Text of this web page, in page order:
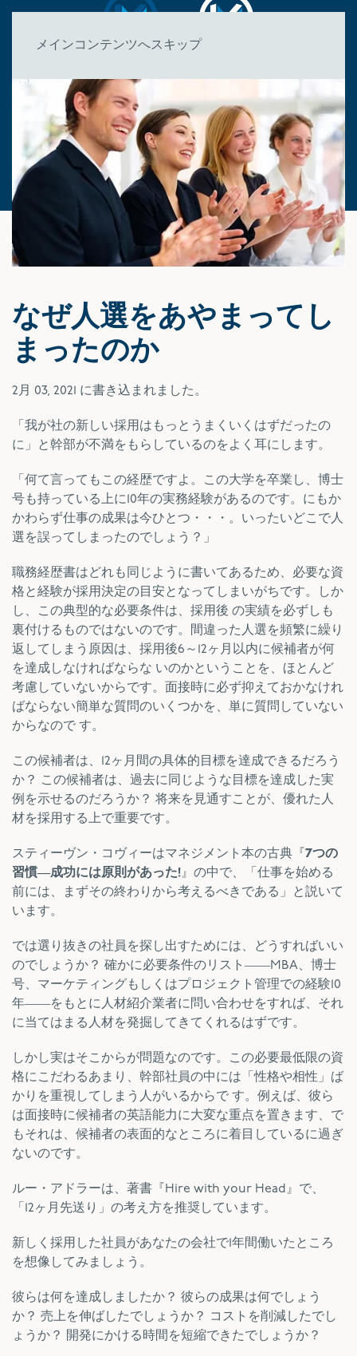
メインコンテンツへスキップ
なぜ人選をあやまってし
まったのか
2月 03, 2021 に書き込まれました。
「我が社の新しい採用はもっとうまくいくはずだったの
に」と幹部が不満をもらしているのをよく耳にします。
「何て言ってもこの経歴ですよ。この大学を卒業し、博士
号も持っている上に10年の実務経験があるのです。にもか
かわらず仕事の成果は今ひとつ・・・。いったいどこで人
選を誤ってしまったのでしょう？」
職務経歴書はどれも同じように書いてあるため、必要な資
格と経験が採用決定の目安となってしまいがちです。しか
し、この典型的な必要条件は、採用後 の実績を必ずしも
裏付けるものではないのです。間違った人選を頻繁に繰り
返してしまう原因は、採用後6～12ヶ月以内に候補者が何
を達成しなければならな いのかということを、ほとんど
考慮していないからです。面接時に必ず抑えておかなけれ
ばならない簡単な質問のいくつかを、単に質問していない
からなので す。
この候補者は、12ヶ月間の具体的目標を達成できるだろう
か？ この候補者は、過去に同じような目標を達成した実
例を示せるのだろうか？ 将来を見通すことが、優れた人
材を採用する上で重要です。
スティーヴン・コヴィーはマネジメント本の古典『 7つの
習慣―成功には原則があった!』の中で、「仕事を始める
前には、まずその終わりから考えるべきである」と説いて
います。
では選り抜きの社員を探し出すためには、どうすればいい
のでしょうか？ 確かに必要条件のリスト――MBA、博士
号、マーケティングもしくはプロジェクト管理での経験10
年――をもとに人材紹介業者に問い合わせをすれば、それ
に当てはまる人材を発掘してきてくれるはずです。
しかし実はそこからが問題なのです。この必要最低限の資
格にこだわるあまり、幹部社員の中には「性格や相性」ば
かりを重視してしまう人がいるからで す。例えば、彼ら
は面接時に候補者の英語能力に大変な重点を置きます、で
もそれは、候補者の表面的なところに着目しているに過ぎ
ないのです。
ルー・アドラーは、著書『Hire with your Head』で、
「12ヶ月先送り」の考え方を推奨しています。
新しく採用した社員があなたの会社で1年間働いたところ
を想像してみましょう。
彼らは何を達成しましたか？ 彼らの成果は何でしょう
か？ 売上を伸ばしたでしょうか？ コストを削減したでし
ょうか？ 開発にかける時間を短縮できたでしょうか？